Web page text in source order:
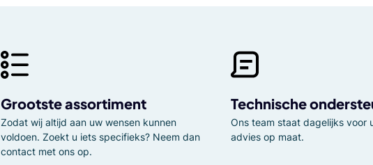
Grootste assortiment
Zodat wij altijd aan uw wensen kunnen
voldoen. Zoekt u iets specifieks? Neem dan
contact met ons op.
Technische
Ons team staat dagelijks voor
advies op maat.